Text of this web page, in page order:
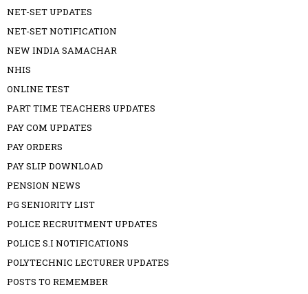
NET-SET UPDATES
NET-SET NOTIFICATION
NEW INDIA SAMACHAR
NHIS
ONLINE TEST
PART TIME TEACHERS UPDATES
PAY COM UPDATES
PAY ORDERS
PAY SLIP DOWNLOAD
PENSION NEWS
PG SENIORITY LIST
POLICE RECRUITMENT UPDATES
POLICE S.I NOTIFICATIONS
POLYTECHNIC LECTURER UPDATES
POSTS TO REMEMBER